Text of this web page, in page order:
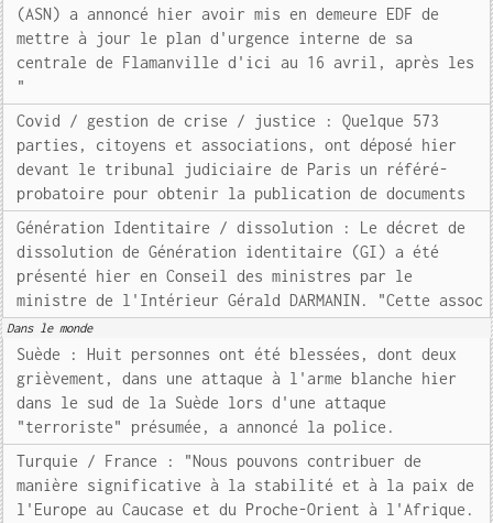
(ASN) a annoncé hier avoir mis en demeure EDF de
mettre à jour le plan d'urgence interne de sa
centrale de Flamanville d'ici au 16 avril, après les
"
Covid / gestion de crise / justice : Quelque 573
parties, citoyens et associations, ont déposé hier
devant le tribunal judiciaire de Paris un référé-
probatoire pour obtenir la publication de documents
Génération Identitaire / dissolution : Le décret de
dissolution de Génération identitaire (GI) a été
présenté hier en Conseil des ministres par le
ministre de l'Intérieur Gérald DARMANIN. "Cette assoc
Dans le monde
Suède : Huit personnes ont été blessées, dont deux
grièvement, dans une attaque à l'arme blanche hier
dans le sud de la Suède lors d'une attaque
"terroriste" présumée, a annoncé la police.
Turquie / France : "Nous pouvons contribuer de
manière significative à la stabilité et à la paix de
l'Europe au Caucase et du Proche-Orient à l'Afrique.